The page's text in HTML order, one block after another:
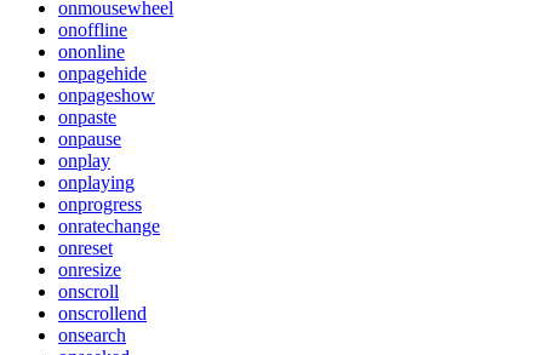
onmousewheel
onoffline
ononline
onpagehide
onpageshow
onpaste
onpause
onplay
onplaying
onprogress
onratechange
onreset
onresize
onscroll
onscrollend
onsearch